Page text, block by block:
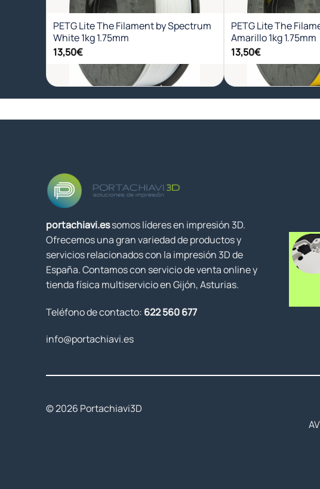
deseos
+
PETG Lite The Filament by Spectrum
White 1kg 1.75mm
13,50€
+
PETG Lite The
Amarillo 1kg 1.75mm
13,50€
portachiavi.essomos líderes en impresión 3D.
Ofrecemos una gran variedad de productos y
servicios relacionados con la impresión 3D de
España. Contamos con servicio de venta online y
tienda física multiservicio en Gijón, Asturias.
Teléfono de contacto: 622 560 677
info@portachiavi.es
© 2026 Portachiavi3D